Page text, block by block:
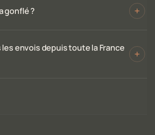
gonflé ?
envois depuis toute la France